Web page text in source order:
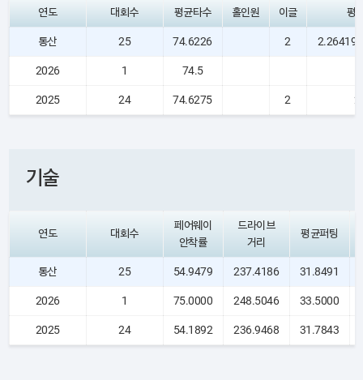
연도 대회수 평균타수 홀인원 이글 평
통산 25 74.6226 2
2026 1 74.5
2025 24 74.6275 2
기술
연도 대회수
페어웨이
안착률
드라이브
거리
평균퍼팅
통산 25 54.9479 237.4186 31.8491
2026 1 75.0000 248.5046 33.5000
2025 24 54.1892 236.9468 31.7843